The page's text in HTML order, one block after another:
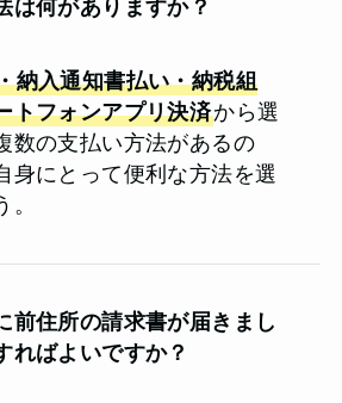
は何がありますか？
納入通知書払い・納税組
トフォンアプリ決済から選
数の支払い方法があるの
身にとって便利な方法を選
。
前住所の請求書が届きまし
ればよいですか？